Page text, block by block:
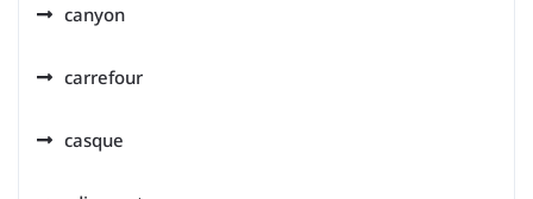
canyon
carrefour
casque